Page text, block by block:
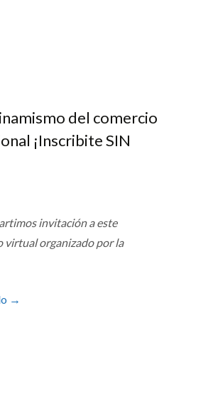
del comercio
¡Inscribite SIN
invitación a este
virtual organizado por la
→